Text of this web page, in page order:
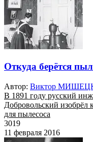
Откуда берётся
Автор: Виктор
В 1891 году русский
Добровольский изобрёл
для пылесоса
3019
11 февраля 2016